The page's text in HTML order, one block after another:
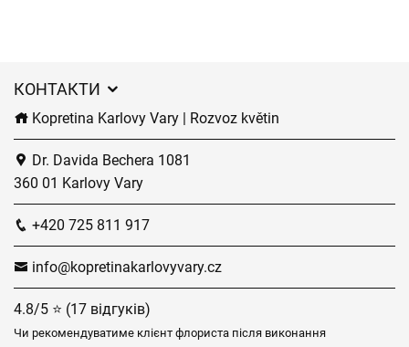
КОНТАКТИ
Kopretina Karlovy Vary | Rozvoz květin
Dr. Davida Bechera 1081
360 01 Karlovy Vary
+420 725 811 917
info@kopretinakarlovyvary.cz
4.8/5 ⭐ (17 відгуків)
Чи рекомендуватиме клієнт флориста після виконання